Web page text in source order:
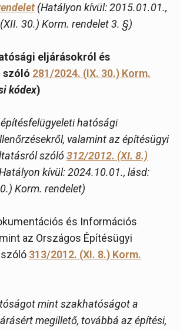
(Hatályon kívül: 2015.01.01.,
30.) Korm. rendelet 3. §)
eljárásokról és
szóló 281/2024. (IX. 30.) Korm.
kódex)
hatósági
valamint az építésügyi
szóló312/2012. (XI. 8.)
kívül: 2024.10.01., lásd:
Korm. rendelet)
és Információs
az Országos Építésügyi
313/2012. (XI. 8.) Korm.
mint szakhatóságot a
megillető, továbbá az építési,